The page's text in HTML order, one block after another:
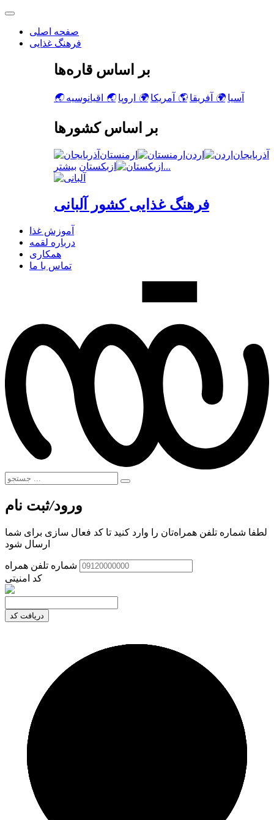
صفحه اصلی
فرهنگ غذایی
بر اساس قاره‌ها
🌏 آسیا 🌍 آفریقا 🌎 آمریکا 🌍 اروپا 🌏 اقیانوسیه
بر اساس کشورها
آذربایجان اردن
ارمنستان
ازبکستان
بیشتر...
فرهنگ غذایی کشور آلبانی
آموزش غذا
درباره لقمه
همکاری
تماس با ما
ورود/ثبت نام
لطفا شماره تلفن همراه‌تان را وارد کنید تا کد فعال سازی برای شما
ارسال شود
کد امنیتی
دریافت کد